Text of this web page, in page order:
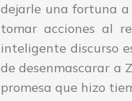
dejarle una fortuna
tomar acciones al
inteligente discurso
de desenmascarar a
promesa que hizo